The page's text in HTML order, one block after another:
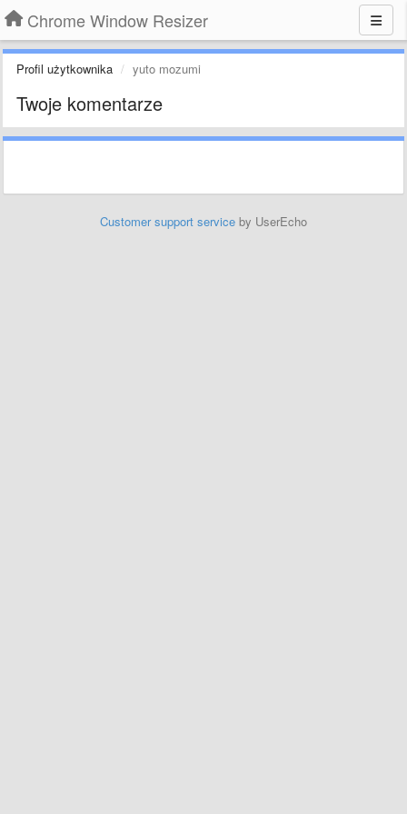
Chrome Window Resizer
Profil użytkownika yuto mozumi
Twoje komentarze
Customer support service by UserEcho